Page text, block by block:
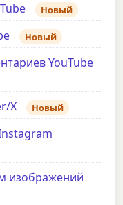
Новый
Новый
YouTube
X Новый
изображений